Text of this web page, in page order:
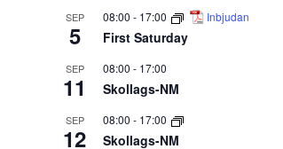
SEP
5
08:00 - 17:00 Inbjudan
First Saturday
SEP
11
08:00 - 17:00
Skollags-NM
SEP
12
08:00 - 17:00
Skollags-NM